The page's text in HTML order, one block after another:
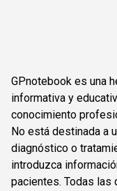
GPnotebook es una
informativa y
conocimiento
No está destinada a
diagnóstico o
introduzca
pacientes. Todas